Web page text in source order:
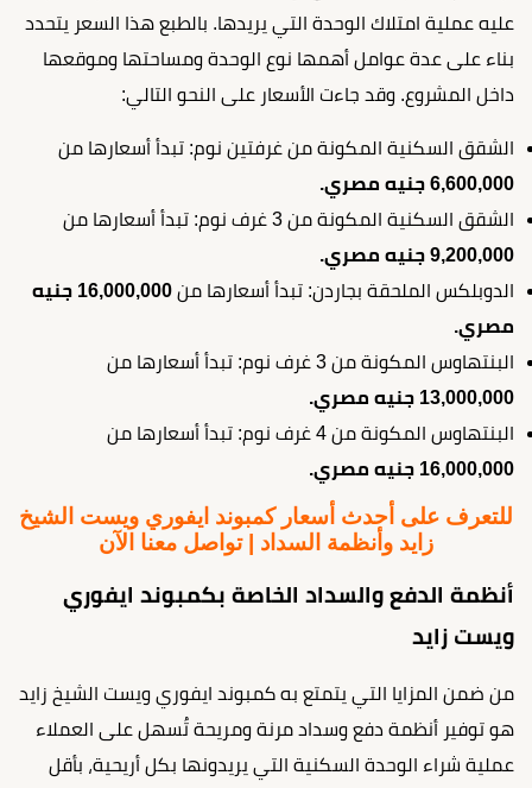
عليه عملية امتلاك الوحدة التي يريدها. بالطبع هذا السعر يتحدد
بناء على عدة عوامل أهمها نوع الوحدة ومساحتها وموقعها
داخل المشروع. وقد جاءت الأسعار على النحو التالي:
الشقق السكنية المكونة من غرفتين نوم: تبدأ أسعارها من
6,600,000 جنيه مصري.
الشقق السكنية المكونة من 3 غرف نوم: تبدأ أسعارها من
9,200,000 جنيه مصري.
الدوبلكس الملحقة بجاردن: تبدأ أسعارها من
16,000,000 جنيه
مصري.
البنتهاوس المكونة من 3 غرف نوم: تبدأ أسعارها من
13,000,000 جنيه مصري.
البنتهاوس المكونة من 4 غرف نوم: تبدأ أسعارها من
16,000,000 جنيه مصري.
للتعرف على أحدث أسعار كمبوند ايفوري ويست الشيخ
زايد وأنظمة السداد | تواصل معنا الآن
أنظمة الدفع والسداد الخاصة بكمبوند ايفوري
ويست زايد
من ضمن المزايا التي يتمتع به كمبوند ايفوري ويست الشيخ زايد
هو توفير أنظمة دفع وسداد مرنة ومريحة تُسهل على العملاء
عملية شراء الوحدة السكنية التي يريدونها بكل أريحية، بأقل